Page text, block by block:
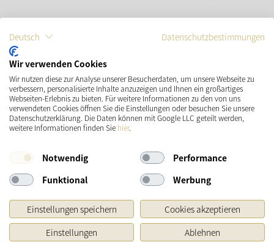
VERSAND SOCIAL MEDIA
* Preisangaben inkl. gesetzl. MwSt. und zzgl.Versandkosten
Ursprünglicher Preis des Händlers, Unverbindliche Preisempfehlung des Herstellers
Copyright © 2026 Käthe Wohlfahrt KG
Deutsch Datenschutzbestimmungen
Wir verwenden Cookies
Wir nutzen diese zur Analyse unserer Besucherdaten, um unsere Webseite zu
verbessern, personalisierte Inhalte anzuzeigen und Ihnen ein großartiges
Webseiten-Erlebnis zu bieten. Für weitere Informationen zu den von uns
verwendeten Cookies öffnen Sie die Einstellungen oder besuchen Sie unsere
Datenschutzerklärung. Die Daten können mit Google LLC geteilt werden,
weitere Informationen finden Sie hier.
Notwendig
Performance
Funktional
Werbung
Einstellungen speichern
Cookies akzeptieren
Einstellungen
Ablehnen